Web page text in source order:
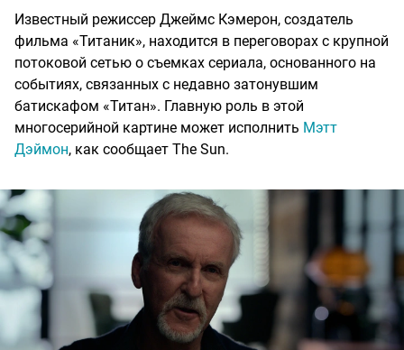
Известный режиссер Джеймс Кэмерон, создатель
фильма «Титаник», находится в переговорах с крупной
потоковой сетью о съемках сериала, основанного на
событиях, связанных с недавно затонувшим
батискафом «Титан». Главную роль в этой
многосерийной картине может исполнить Мэтт
Дэймон, как сообщает The Sun.